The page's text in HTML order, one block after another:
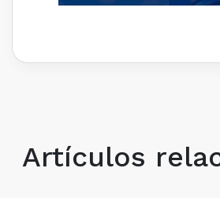
Artículos